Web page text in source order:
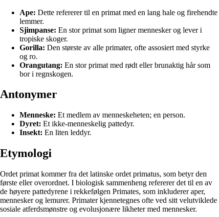
Ape: Dette refererer til en primat med en lang hale og firehendte
lemmer.
Sjimpanse: En stor primat som ligner mennesker og lever i
tropiske skoger.
Gorilla: Den største av alle primater, ofte assosiert med styrke
og ro.
Orangutang: En stor primat med rødt eller brunaktig hår som
bor i regnskogen.
Antonymer
Menneske: Et medlem av menneskeheten; en person.
Dyret: Et ikke-menneskelig pattedyr.
Insekt: En liten leddyr.
Etymologi
Ordet primat kommer fra det latinske ordet primatus, som betyr den
første eller overordnet. I biologisk sammenheng refererer det til en av
de høyere pattedyrene i rekkefølgen Primates, som inkluderer aper,
mennesker og lemurer. Primater kjennetegnes ofte ved sitt velutviklede
sosiale atferdsmønstre og evolusjonære likheter med mennesker.